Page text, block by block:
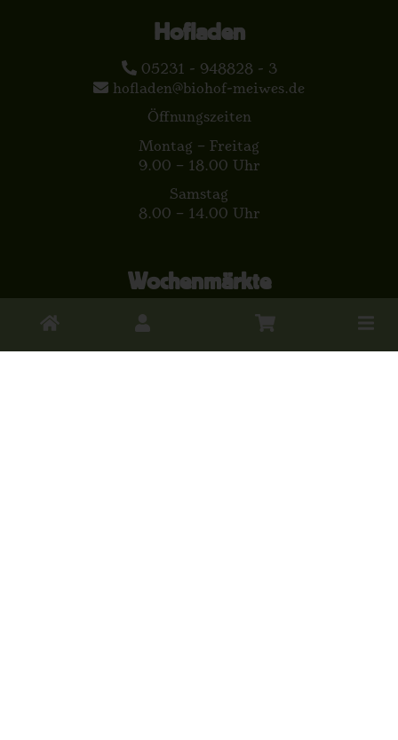
Hofladen
05231 - 948828 - 3
hofladen@biohof-meiwes.de
Öffnungszeiten
Montag – Freitag
9.00 – 18.00 Uhr
Samstag
8.00 – 14.00 Uhr
Wochenmärkte
Bad Driburg - FreitagToggle
cart